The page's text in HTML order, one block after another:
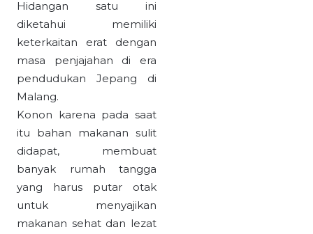
Hidangan satu ini
diketahui memiliki
keterkaitan erat dengan
masa penjajahan di era
pendudukan Jepang di
Malang.
Konon karena pada saat
itu bahan makanan sulit
didapat, membuat
banyak rumah tangga
yang harus putar otak
untuk menyajikan
makanan sehat dan lezat